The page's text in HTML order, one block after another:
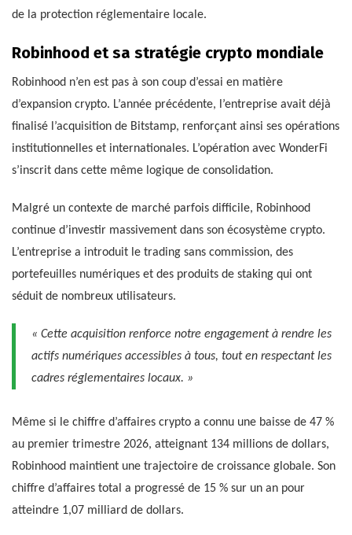
de la protection réglementaire locale.
Robinhood et sa stratégie crypto mondiale
Robinhood n’en est pas à son coup d’essai en matière
d’expansion crypto. L’année précédente, l’entreprise avait déjà
finalisé l’acquisition de Bitstamp, renforçant ainsi ses opérations
institutionnelles et internationales. L’opération avec WonderFi
s’inscrit dans cette même logique de consolidation.
Malgré un contexte de marché parfois difficile, Robinhood
continue d’investir massivement dans son écosystème crypto.
L’entreprise a introduit le trading sans commission, des
portefeuilles numériques et des produits de staking qui ont
séduit de nombreux utilisateurs.
« Cette acquisition renforce notre engagement à rendre les
actifs numériques accessibles à tous, tout en respectant les
cadres réglementaires locaux. »
Même si le chiffre d’affaires crypto a connu une baisse de 47 %
au premier trimestre 2026, atteignant 134 millions de dollars,
Robinhood maintient une trajectoire de croissance globale. Son
chiffre d’affaires total a progressé de 15 % sur un an pour
atteindre 1,07 milliard de dollars.